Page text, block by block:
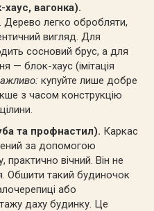
вагонка).
Дерево легко обробляти,
вигляд. Для
сосновий брус, а для
— блок-хаус (імітація
купуйте лише добре
з часом конструкцію
та профнастил). Каркас
за допомогою
вічний. Він не
Обшити такий будиночок
або
даху будинку. Це